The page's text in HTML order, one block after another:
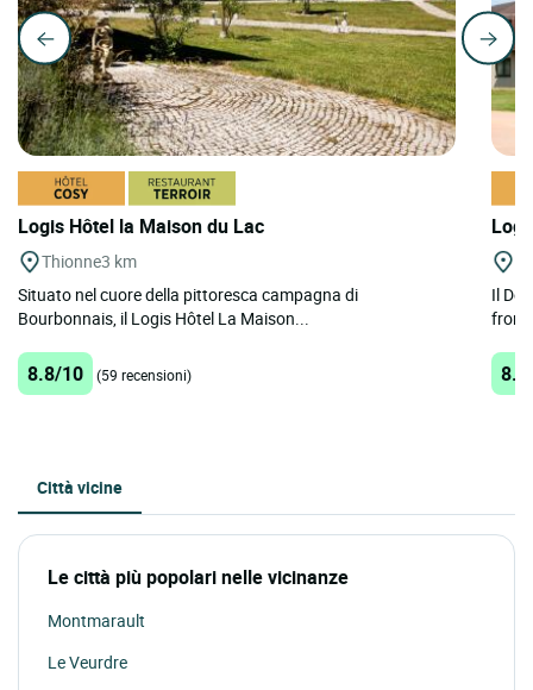
Logis Hôtel la Maison du Lac
Thionne3 km
Situato nel cuore della pittoresca campagna di
Bourbonnais, il Logis Hôtel La Maison...
8.8/10 (59 recensioni)
Il
Città vicine
Le città più popolari nelle vicinanze
Montmarault
Le Veurdre